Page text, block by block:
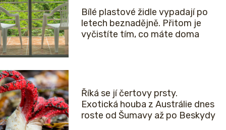
Bílé plastové židle vypadají po
letech beznadějně. Přitom je
vyčistíte tím, co máte doma
Říká se jí čertovy prsty.
Exotická houba z Austrálie dnes
roste od Šumavy až po Beskydy